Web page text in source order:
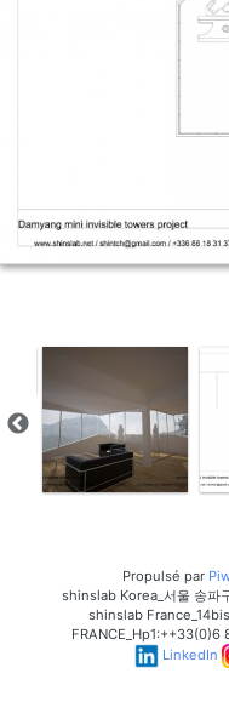
Propulsé par
shinslab Korea_서울 송파
shinslab
LinkedIn